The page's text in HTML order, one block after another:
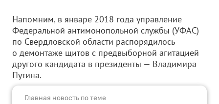
Напомним, в январе 2018 года управление
Федеральной антимонопольной службы (УФАС)
по Свердловской области распорядилось
о демонтаже щитов с предвыборной агитацией
другого кандидата в президенты — Владимира
Путина.
Главная новость по теме